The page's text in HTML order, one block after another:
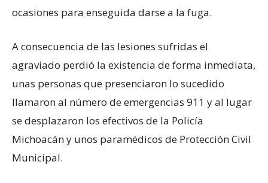
ocasiones para enseguida darse a la fuga.
A consecuencia de las lesiones sufridas el
agraviado perdió la existencia de forma inmediata,
unas personas que presenciaron lo sucedido
llamaron al número de emergencias 911 y al lugar
se desplazaron los efectivos de la Policía
Michoacán y unos paramédicos de Protección Civil
Municipal.